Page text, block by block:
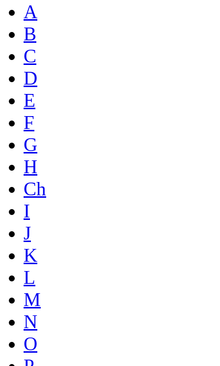
A
B
C
D
E
F
G
H
Ch
I
J
K
L
M
N
O